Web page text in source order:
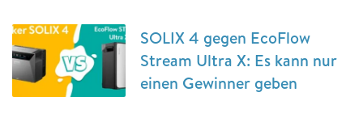
SOLIX 4 gegen EcoFlow
Stream Ultra X: Es kann nur
einen Gewinner geben